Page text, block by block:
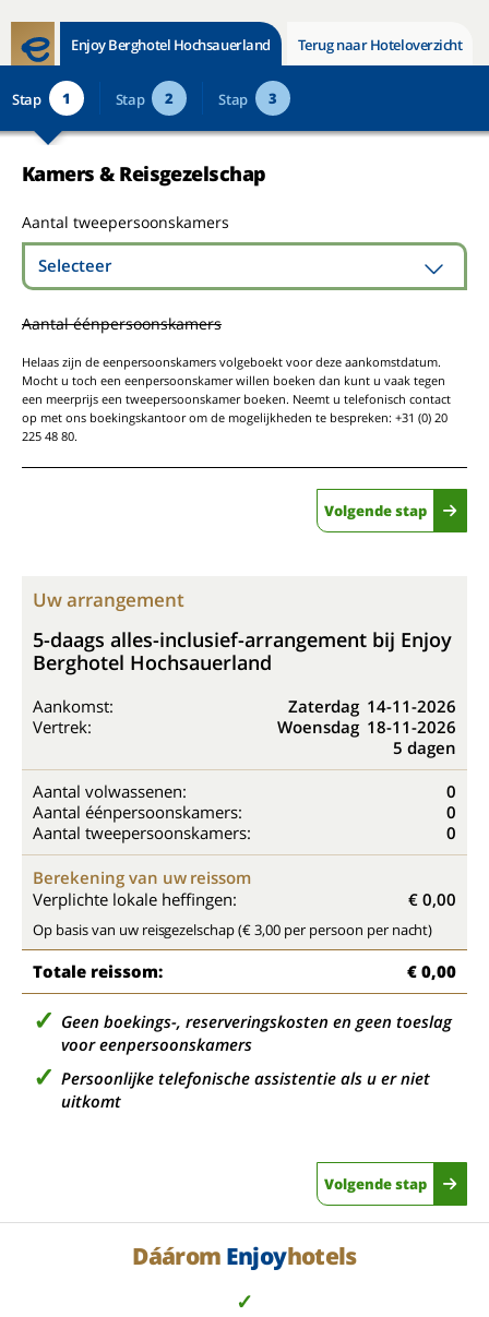
Enjoy Berghotel Hochsauerland Terug naar Hoteloverzicht
Stap 1 Stap 2 Stap 3
Kamers & Reisgezelschap
Aantal tweepersoonskamers
Selecteer
Aantal éénpersoonskamers
Helaas zijn de eenpersoonskamers volgeboekt voor deze aankomstdatum.
Mocht u toch een eenpersoonskamer willen boeken dan kunt u vaak tegen
een meerprijs een tweepersoonskamer boeken. Neemt u telefonisch contact
op met ons boekingskantoor om de mogelijkheden te bespreken: +31 (0) 20
225 48 80.
Volgende stap
Uw arrangement
5-daags alles-inclusief-arrangement bij Enjoy
Berghotel Hochsauerland
Aankomst: Zaterdag 14-11-2026
Vertrek:
Woensdag 18-11-2026
5 dagen
Aantal volwassenen:
0
Aantal éénpersoonskamers:
0
Aantal tweepersoonskamers:
0
Berekening van uw reissom
Verplichte lokale heffingen:
€ 0,00
Op basis van uw reisgezelschap (€ 3,00 per persoon per nacht)
Totale reissom: € 0,00
Geen boekings-, reserveringskosten en geen toeslag
voor eenpersoonskamers
Persoonlijke telefonische assistentie als u er niet
uitkomt
Volgende stap
Dáárom Enjoyhotels
✓